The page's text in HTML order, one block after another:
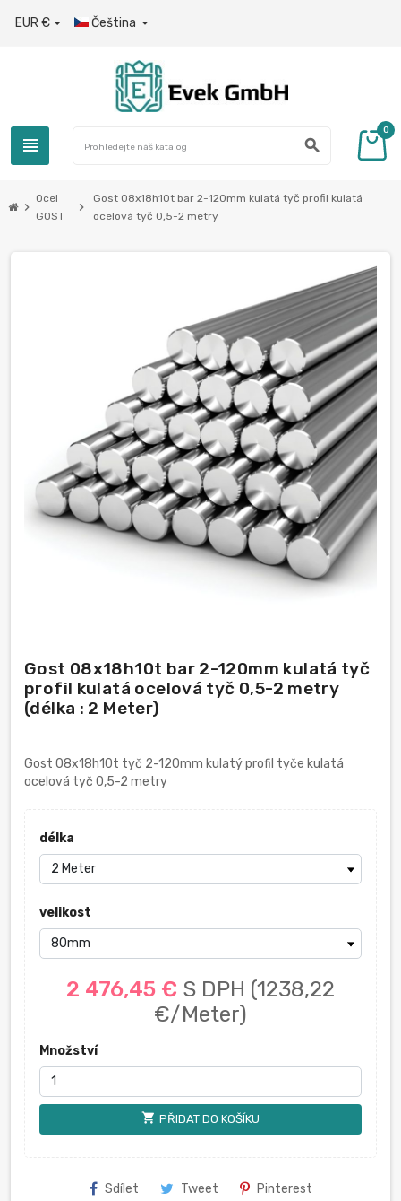
EUR € Čeština 
view_headline search
0
chevron_right
Ocel
GOST
chevron_right
Gost 08x18h10t bar 2-120mm kulatá tyč profil kulatá
ocelová tyč 0,5-2 metry
Gost 08x18h10t bar 2-120mm kulatá tyč
profil kulatá ocelová tyč 0,5-2 metry
(délka : 2 Meter)
Gost 08x18h10t tyč 2-120mm kulatý profil tyče kulatá
ocelová tyč 0,5-2 metry
délka
velikost
2 476,45 € S DPH (1238,22
€/Meter)
Množství
shopping_cart PŘIDAT DO KOŠÍKU
Sdílet Tweet Pinterest